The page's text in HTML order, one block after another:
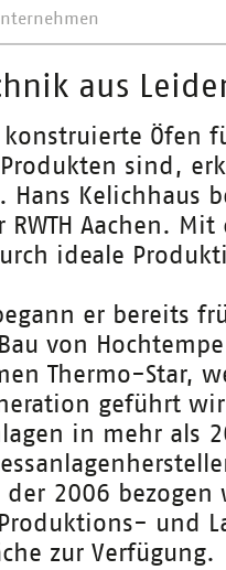
aus
Öfen
sind,
Kelichhaus
Aachen.
ideale
er bereits
von
Thermo-Star,
geführt
in mehr als
2006 bezogen
und
zur Verfügung.